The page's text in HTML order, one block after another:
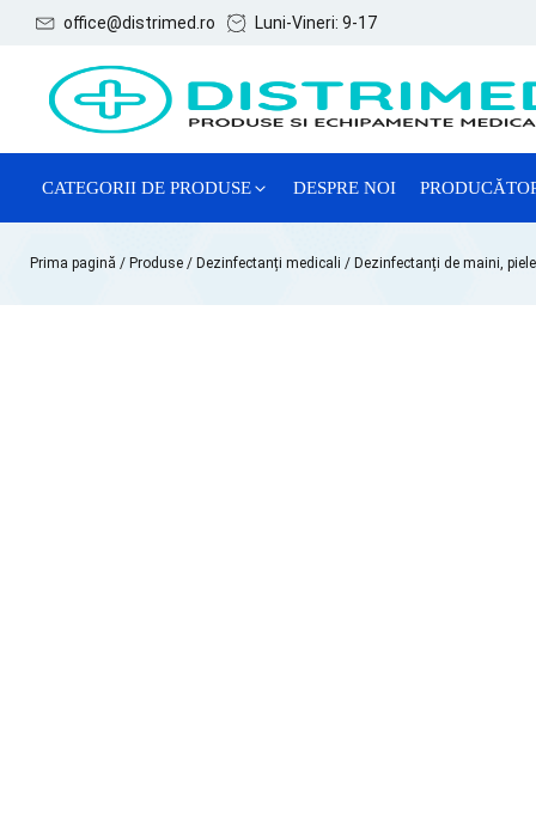
office@distrimed.ro Luni-Vineri: 9-17
CATEGORII DE PRODUSE
ACE, SERINGI ȘI ACCESORII
CONSUMABILE GENERALE
DESPRE NOI
Prima pagină / Produse / Dezinfectanți medicali / Dezinfectanți de maini,